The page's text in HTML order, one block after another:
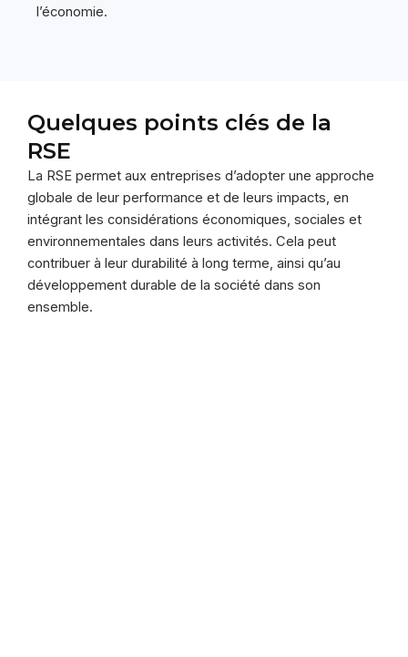
l’économie.
Quelques points clés de la
RSE
La RSE permet aux entreprises d’adopter une approche
globale de leur performance et de leurs impacts, en
intégrant les considérations économiques, sociales et
environnementales dans leurs activités. Cela peut
contribuer à leur durabilité à long terme, ainsi qu’au
développement durable de la société dans son
ensemble.